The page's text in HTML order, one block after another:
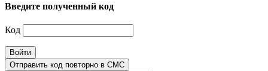
Введите полученный код
Код
Войти
Отправить код повторно в СМС